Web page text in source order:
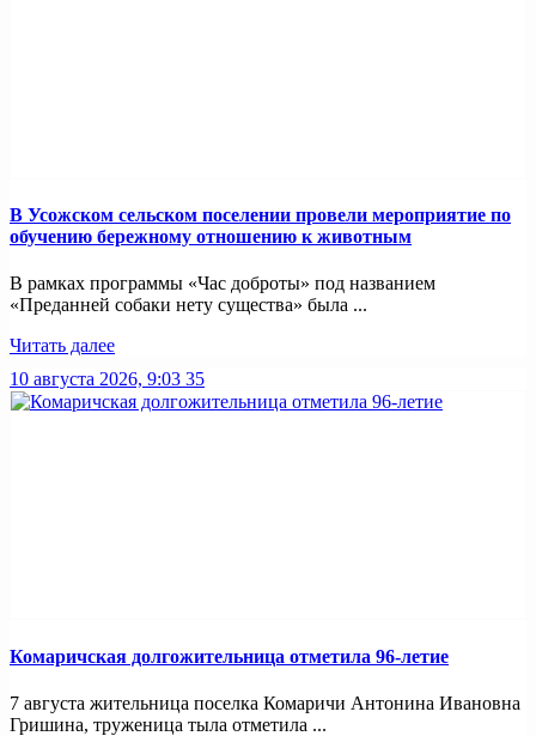
В Усожском сельском поселении провели мероприятие по
обучению бережному отношению к животным
В рамках программы «Час доброты» под названием
«Преданней собаки нету существа» была ...
Читать далее
10 августа 2026, 9:03 35
Комаричская долгожительница отметила 96-летие
7 августа жительница поселка Комаричи Антонина Ивановна
Гришина, труженица тыла отметила ...